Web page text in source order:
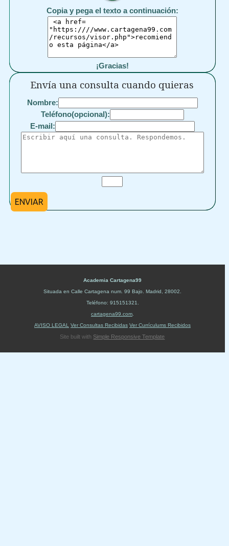
Copia y pega el texto a continuación:
¡Gracias!
Envía una consulta cuando quieras
Nombre:
Teléfono(opcional):
E-mail:
ENVIAR
Academia Cartagena99
Situada en Calle Cartagena num. 99 Bajo Madrid 28002
Teléfono: 915151321
cartagena99.com
AVISO LEGAL
Ver Consultas Recibidas Ver Currículums Recibidos
Site built with Simple Responsive Template